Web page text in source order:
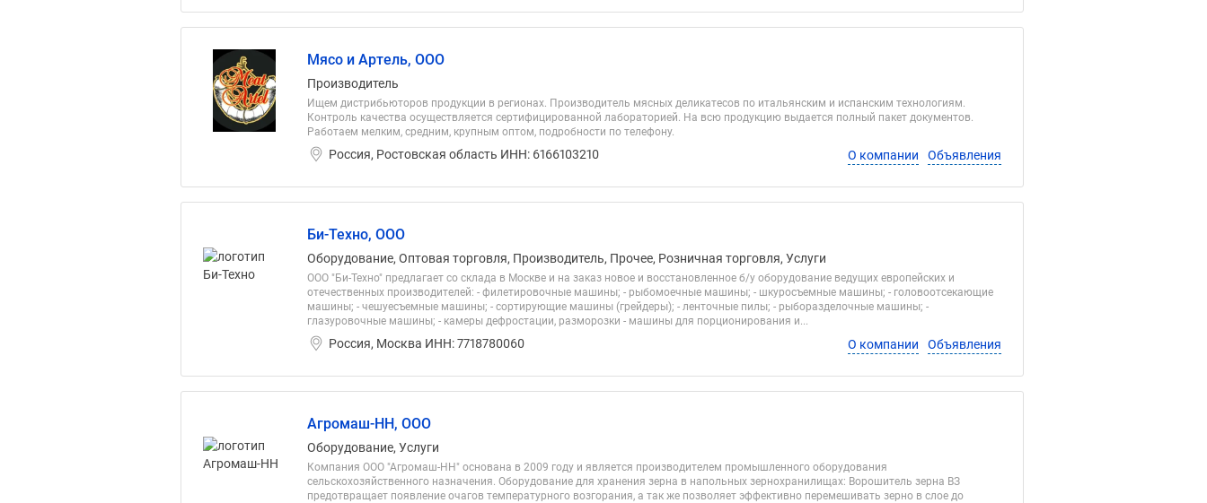
Мясо и Артель, ООО
Производитель
Ищем дистрибьюторов продукции в регионах. Производитель мясных деликатесов по итальянским и испанским технологиям.
Контроль качества осуществляется сертифицированной лабораторией. На всю продукцию выдается полный пакет документов.
Работаем мелким, средним, крупным оптом, подробности по телефону.
Россия, Ростовская область ИНН: 6166103210 О компании Объявления
Би-Техно, ООО
Оборудование, Оптовая торговля, Производитель, Прочее, Розничная торговля, Услуги
ООО "Би-Техно" предлагает со склада в Москве и на заказ новое и восстановленное б/у оборудование ведущих европейских и
отечественных производителей: - филетировочные машины; - рыбомоечные машины; - шкуросъемные машины; - головоотсекающие
машины; - чешуесъемные машины; - сортирующие машины (грейдеры); - ленточные пилы; - рыборазделочные машины; -
глазуровочные машины; - камеры дефростации, разморозки - машины для порционирования и...
Россия, Москва ИНН: 7718780060 О компании Объявления
Агромаш-НН, ООО
Оборудование, Услуги
Компания ООО "Агромаш-НН" основана в 2009 году и является производителем промышленного оборудования
сельскохозяйственного назначения. Оборудование для хранения зерна в напольных зернохранилищах: Ворошитель зерна ВЗ
предотвращает появление очагов температурного возгорания, а так же позволяет эффективно перемешивать зерно в слое до